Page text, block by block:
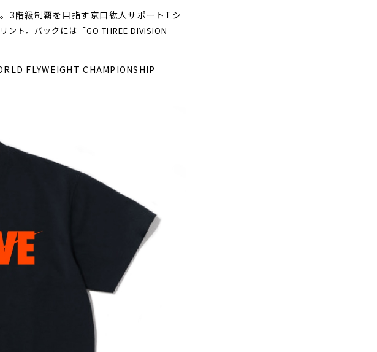
3階級制覇を目指す京口紘人サポートTシ
ント。 バックには「GO THREE DIVISION」
FLYWEIGHT CHAMPIONSHIP